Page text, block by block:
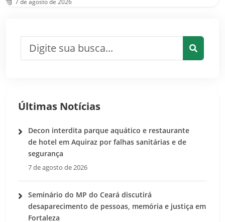
Últimas Notícias
Decon interdita parque aquático e restaurante
de hotel em Aquiraz por falhas sanitárias e de
segurança
7 de agosto de 2026
Seminário do MP do Ceará discutirá
desaparecimento de pessoas, memória e justiça em
Fortaleza